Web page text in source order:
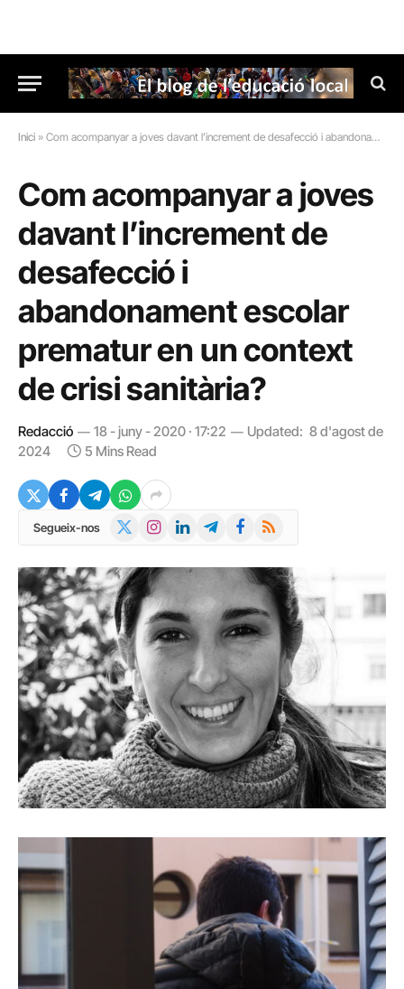
Inici » Com acompanyar a joves davant l’increment de desafecció i abandonament escolar prematur en un context de crisi sanitària?
Com acompanyar a joves
davant l’increment de
desafecció i
abandonament escolar
prematur en un context
de crisi sanitària?
Redacció 18 - juny - 2020 · 17:22 Updated: 8 d'agost de
2024
5 Mins Read
Segueix-nos InstagramLinkedInTelegramFacebook
RSS